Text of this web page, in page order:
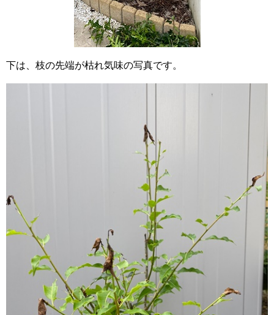
下は、枝の先端が枯れ気味の写真です。